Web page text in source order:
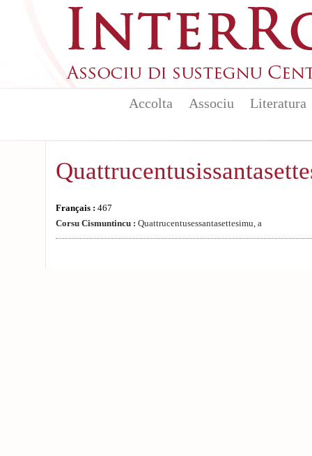
Accolta Associu Literatura
Français : 467
Corsu Cismuntincu : Quattrucentusessantasettesimu, a